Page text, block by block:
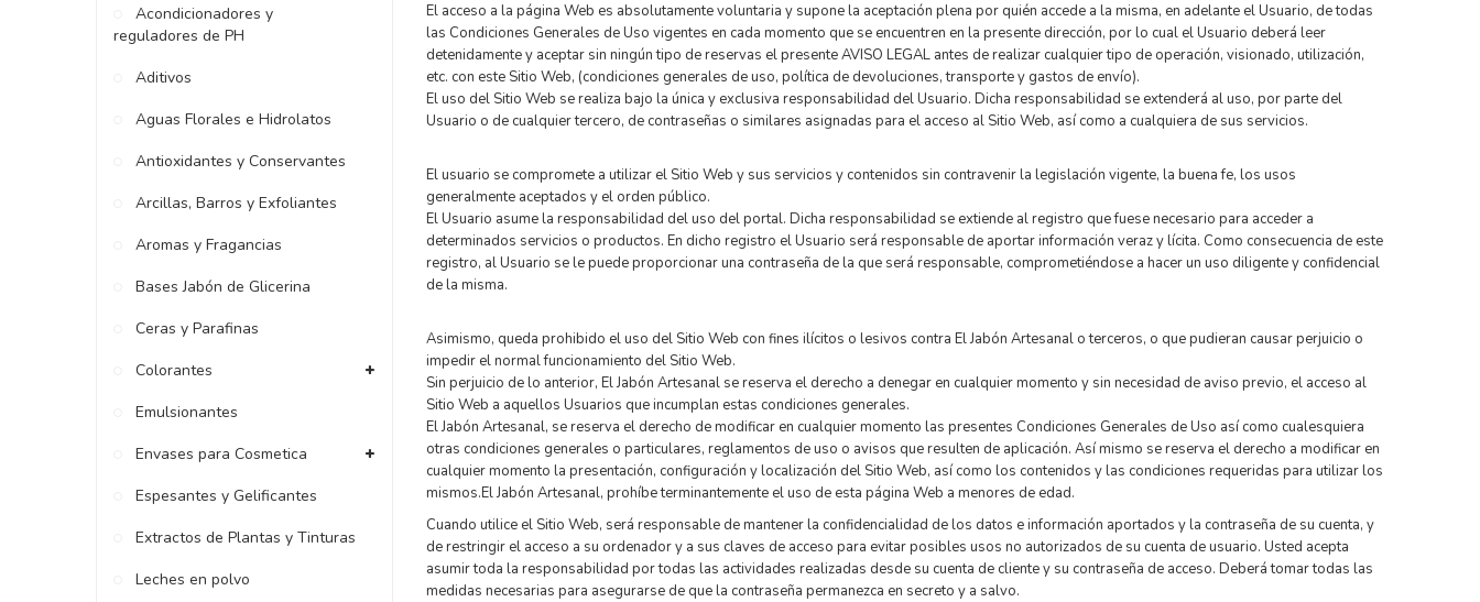
Acondicionadores y
reguladores de PH
Aditivos
Aguas Florales e Hidrolatos
Antioxidantes y Conservantes
Arcillas, Barros y Exfoliantes
Aromas y Fragancias
Bases Jabón de Glicerina
Ceras y Parafinas
Colorantes
Emulsionantes
Envases para Cosmetica
Espesantes y Gelificantes
Extractos de Plantas y Tinturas
Leches en polvo
El acceso a la página Web es absolutamente voluntaria y supone la aceptación plena por quién accede a la misma, en adelante el Usuario, de todas
las Condiciones Generales de Uso vigentes en cada momento que se encuentren en la presente dirección, por lo cual el Usuario deberá leer
detenidamente y aceptar sin ningún tipo de reservas el presente AVISO LEGAL antes de realizar cualquier tipo de operación, visionado, utilización,
etc. con este Sitio Web, (condiciones generales de uso, política de devoluciones, transporte y gastos de envío).
El uso del Sitio Web se realiza bajo la única y exclusiva responsabilidad del Usuario. Dicha responsabilidad se extenderá al uso, por parte del
Usuario o de cualquier tercero, de contraseñas o similares asignadas para el acceso al Sitio Web, así como a cualquiera de sus servicios.
El usuario se compromete a utilizar el Sitio Web y sus servicios y contenidos sin contravenir la legislación vigente, la buena fe, los usos
generalmente aceptados y el orden público.
El Usuario asume la responsabilidad del uso del portal. Dicha responsabilidad se extiende al registro que fuese necesario para acceder a
determinados servicios o productos. En dicho registro el Usuario será responsable de aportar información veraz y lícita. Como consecuencia de este
registro, al Usuario se le puede proporcionar una contraseña de la que será responsable, comprometiéndose a hacer un uso diligente y confidencial
de la misma.
Asimismo, queda prohibido el uso del Sitio Web con fines ilícitos o lesivos contra El Jabón Artesanal o terceros, o que pudieran causar perjuicio o
impedir el normal funcionamiento del Sitio Web.
Sin perjuicio de lo anterior, El Jabón Artesanal se reserva el derecho a denegar en cualquier momento y sin necesidad de aviso previo, el acceso al
Sitio Web a aquellos Usuarios que incumplan estas condiciones generales.
El Jabón Artesanal, se reserva el derecho de modificar en cualquier momento las presentes Condiciones Generales de Uso así como cualesquiera
otras condiciones generales o particulares, reglamentos de uso o avisos que resulten de aplicación. Así mismo se reserva el derecho a modificar en
cualquier momento la presentación, configuración y localización del Sitio Web, así como los contenidos y las condiciones requeridas para utilizar los
mismos.El Jabón Artesanal, prohíbe terminantemente el uso de esta página Web a menores de edad.
Cuando utilice el Sitio Web, será responsable de mantener la confidencialidad de los datos e información aportados y la contraseña de su cuenta, y
de restringir el acceso a su ordenador y a sus claves de acceso para evitar posibles usos no autorizados de su cuenta de usuario. Usted acepta
asumir toda la responsabilidad por todas las actividades realizadas desde su cuenta de cliente y su contraseña de acceso. Deberá tomar todas las
medidas necesarias para asegurarse de que la contraseña permanezca en secreto y a salvo.